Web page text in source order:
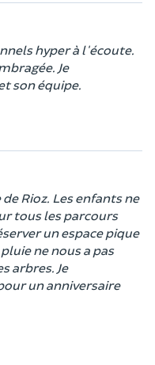
hyper à l'écoute.
Je
son équipe.
Rioz. Les enfants ne
tous les parcours
un espace pique
ne nous a pas
arbres. Je
un anniversaire